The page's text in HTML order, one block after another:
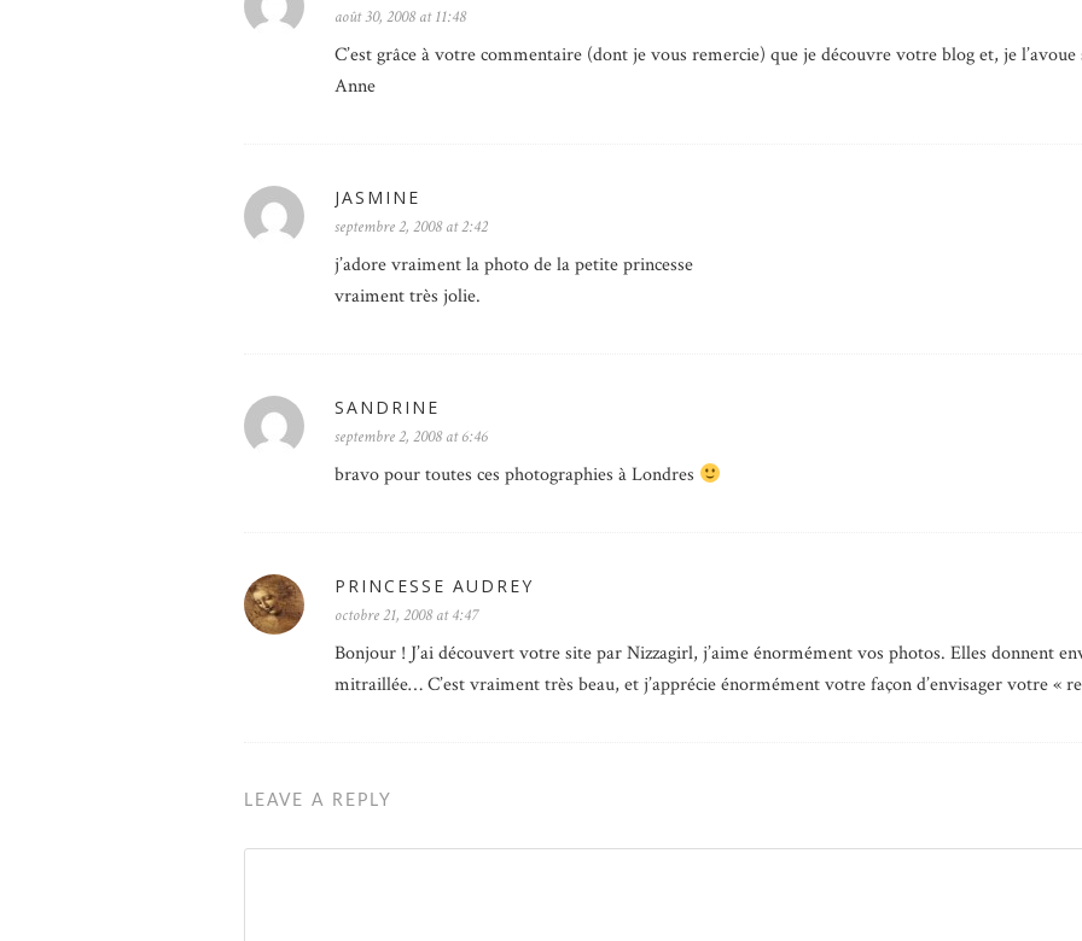
août 30, 2008 at 11:48
C’est grâce à votre commentaire (dont je vous remercie) que je découvre votre blog et, je
Anne
JASMINE
septembre 2, 2008 at 2:42
j’adore vraiment la photo de la petite princesse
vraiment très jolie.
SANDRINE
septembre 2, 2008 at 6:46
bravo pour toutes ces photographies à Londres
PRINCESSE AUDREY
octobre 21, 2008 at 4:47
Bonjour ! J’ai découvert votre site par Nizzagirl, j’aime énormément vos photos. Elles donnent
mitraillée… C’est vraiment très beau, et j’apprécie énormément votre façon d’envisager votre «
LEAVE A REPLY